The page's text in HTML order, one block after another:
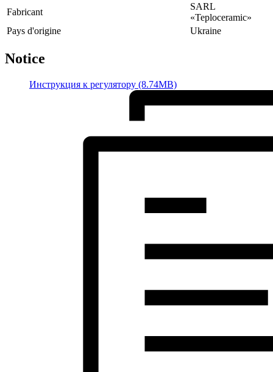
Fabricant
SARL
«Teploceramic»
Pays d'origine
Ukraine
Notice
Инструкция к регулятору (8.74MB)